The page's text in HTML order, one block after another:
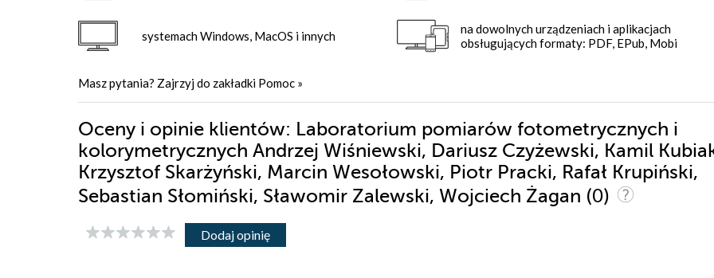
systemach Windows, MacOS i innych
na dowolnych urządzeniach i aplikacjach
obsługujących formaty: PDF, EPub, Mobi
Masz pytania? Zajrzyj do zakładki Pomoc »
Oceny i opinie klientów: Laboratorium pomiarów fotometrycznych i
kolorymetrycznych Andrzej Wiśniewski, Dariusz Czyżewski, Kamil
Krzysztof Skarżyński, Marcin Wesołowski, Piotr Pracki, Rafał Krupiński,
Sebastian Słomiński, Sławomir Zalewski, Wojciech Żagan (0)
Dodaj opinię